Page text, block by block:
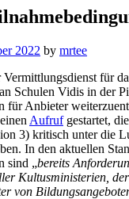
2022 by mrtee
für
Schulen Vidis in der
für Anbieter
Aufrufgestartet,
3) kritisch unter die
In den aktuellen
sind „bereits
Kultusministerien,
von